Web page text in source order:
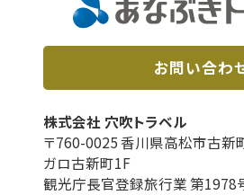
お問い合わ
株式会社 穴吹トラベル
〒760-0025 香川県高松市古新
ガロ古新町1F
観光庁長官登録旅行業 第1978